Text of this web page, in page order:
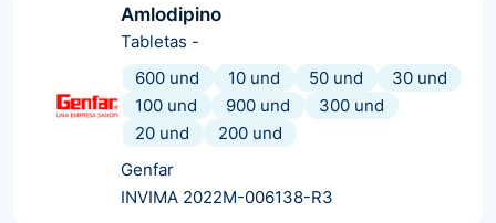
Amlodipino
Tabletas -
600 und
10 und 50 und
30 und
100 und
900 und
300 und
20 und
200 und
Genfar
INVIMA 2022M-006138-R3